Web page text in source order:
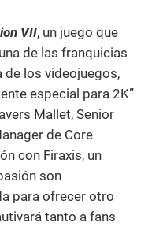
VII, un juego que
de las franquicias
de los videojuegos,
especial para 2K”
Mallet, Senior
de Core
con Firaxis, un
son
para ofrecer otro
tanto a fans